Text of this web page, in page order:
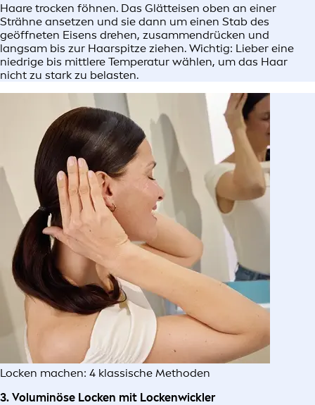
Haare trocken föhnen. Das Glätteisen oben an einer
Strähne ansetzen und sie dann um einen Stab des
geöffneten Eisens drehen, zusammendrücken und
langsam bis zur Haarspitze ziehen. Wichtig: Lieber eine
niedrige bis mittlere Temperatur wählen, um das Haar
nicht zu stark zu belasten.
Locken machen: 4 klassische Methoden
3. Voluminöse Locken mit Lockenwickler